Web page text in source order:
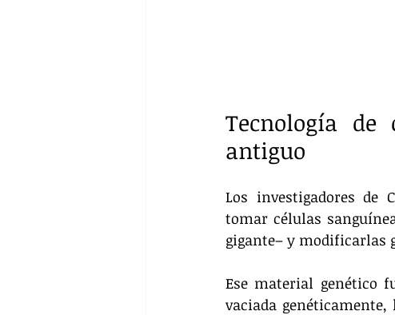
Tecnología
antiguo
Los investigadores de
tomar células
gigante– y modificarlas
Ese material genético
vaciada